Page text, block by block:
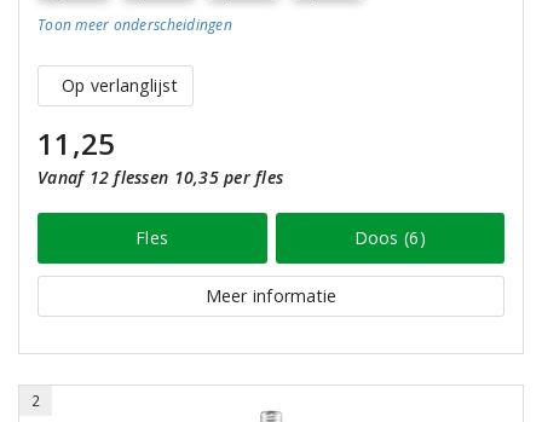
Toon meer onderscheidingen
Op verlanglijst
11,25
Vanaf 12 flessen 10,35 per fles
Fles Doos (6)
Meer informatie
2